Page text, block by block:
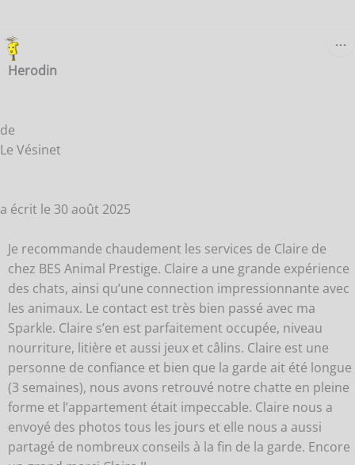
Herodin
de
Le Vésinet
a écrit le 30 août 2025
Je recommande chaudement les services de Claire de
chez BES Animal Prestige. Claire a une grande expérience
des chats, ainsi qu’une connection impressionnante avec
les animaux. Le contact est très bien passé avec ma
Sparkle. Claire s’en est parfaitement occupée, niveau
nourriture, litière et aussi jeux et câlins. Claire est une
personne de confiance et bien que la garde ait été longue
(3 semaines), nous avons retrouvé notre chatte en pleine
forme et l’appartement était impeccable. Claire nous a
envoyé des photos tous les jours et elle nous a aussi
partagé de nombreux conseils à la fin de la garde. Encore
…